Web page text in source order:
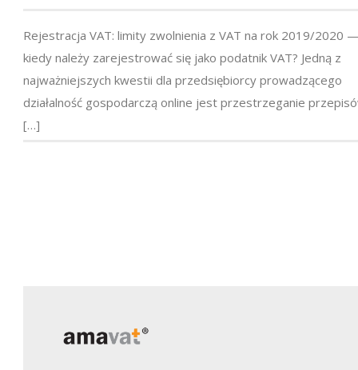
Rejestracja VAT: limity zwolnienia z VAT na rok 2019/2020
kiedy należy zarejestrować się jako podatnik VAT? Jedną z
najważniejszych kwestii dla przedsiębiorcy prowadzącego
działalność gospodarczą online jest przestrzeganie
[…]